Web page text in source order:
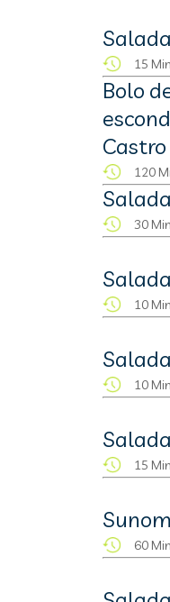
15
Bolo
Castro
120
30
10
10
15
60